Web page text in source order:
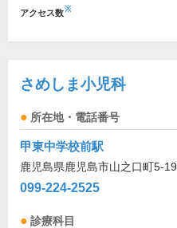
アクセス数※
さめしま小児科
所在地・電話番号
甲東中学校前駅
鹿児島県鹿児島市山之口町5-19
099-224-2525
診療科目